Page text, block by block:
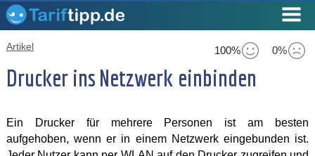
100% 0%
Artikel
Drucker ins Netzwerk einbinden
Ein Drucker für mehrere Personen ist am besten
aufgehoben, wenn er in einem Netzwerk eingebunden ist.